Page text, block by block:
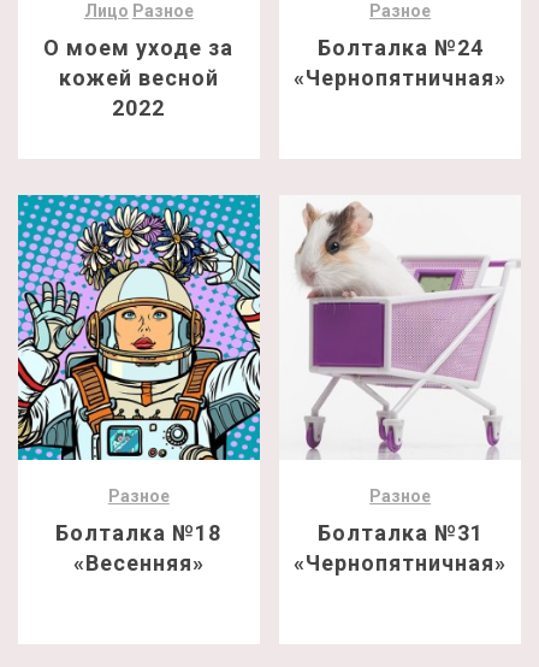
Лицо Разное
О моем уходе за
кожей весной
2022
Разное
Болталка №24
«Чернопятничная»
Разное
Болталка №18
«Весенняя»
Разное
Болталка №31
«Чернопятничная»